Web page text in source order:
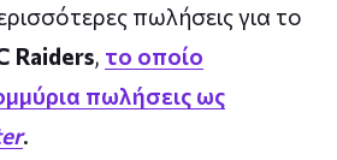
πωλήσεις για το
Raiders, το οποίο
πωλήσεις ως
.